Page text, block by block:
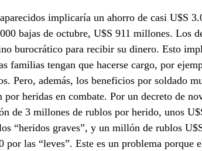
implicaría un ahorro de casi U$S
bajas de octubre, U$S 911 millones. Los
burocrático para recibir su dinero. Esto
familias tengan que hacerse cargo, por
Pero, además, los beneficios por soldado
heridas en combate. Por un decreto de
de 3 millones de rublos por herido, unos
“heridos graves”, y un millón de rublos
por las “leves”. Este es un problema porque